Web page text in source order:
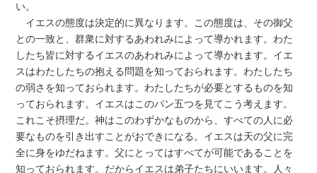
い。
イエスの態度は決定的に異なります。この態度は、その御父
との一致と、群衆に対するあわれみによって導かれます。わた
したち皆に対するイエスのあわれみによって導かれます。イエ
スはわたしたちの抱える問題を知っておられます。わたしたち
の弱さを知っておられます。わたしたちが必要とするものを知
っておられます。イエスはこのパン五つを見てこう考えます。
これこそ摂理だ。神はこのわずかなものから、すべての人に必
要なものを引き出すことがおできになる。イエスは天の父に完
全に身をゆだねます。父にとってはすべてが可能であることを
知っておられます。だからイエスは弟子たちにいいます。人々